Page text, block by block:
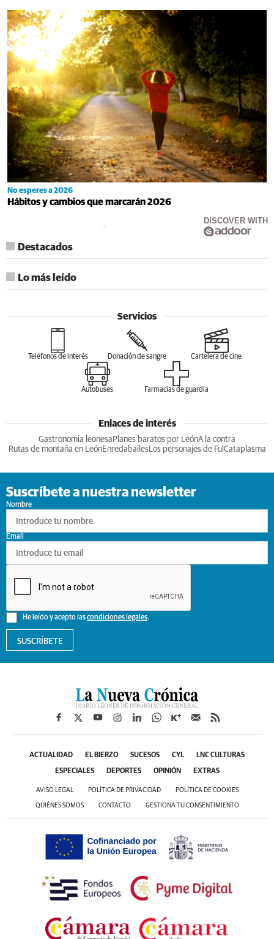
No esperes a 2026
Hábitos y cambios que marcarán 2026
DISCOVER WITH
Destacados
Lo más leído
Servicios
Teléfonos de interés Donación de sangre Cartelera de cine
Autobuses Farmacias de guardia
Enlaces de interés
Gastronomia leonesa Planes baratos por LeónA la contra
Rutas de montaña en LeónEnredabailesLos personajes de Ful Cataplasma
Suscríbete a nuestra newsletter
Nombre
He leído y acepto lascondiciones legales.
Email
SUSCRÍBETE
ACTUALIDAD EL BIERZO SUCESOS CYL LNC CULTURAS
ESPECIALES DEPORTES OPINIÓN EXTRAS
AVISO LEGAL POLÍTICA DE PRIVACIDAD POLÍTICA DE COOKIES
QUIÉNES SOMOS CONTACTO GESTIONA TU CONSENTIMIENTO